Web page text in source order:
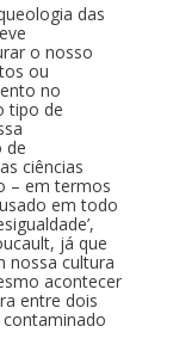
das
o nosso
ou
no
tipo de
de
ciências
– em termos
em todo
já que
nossa cultura
acontecer
entre dois